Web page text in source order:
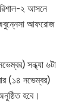
২ আসনে
আফরোজ
সন্ধ্যা ৬টা
(১৪ নভেম্বর)
হবে।